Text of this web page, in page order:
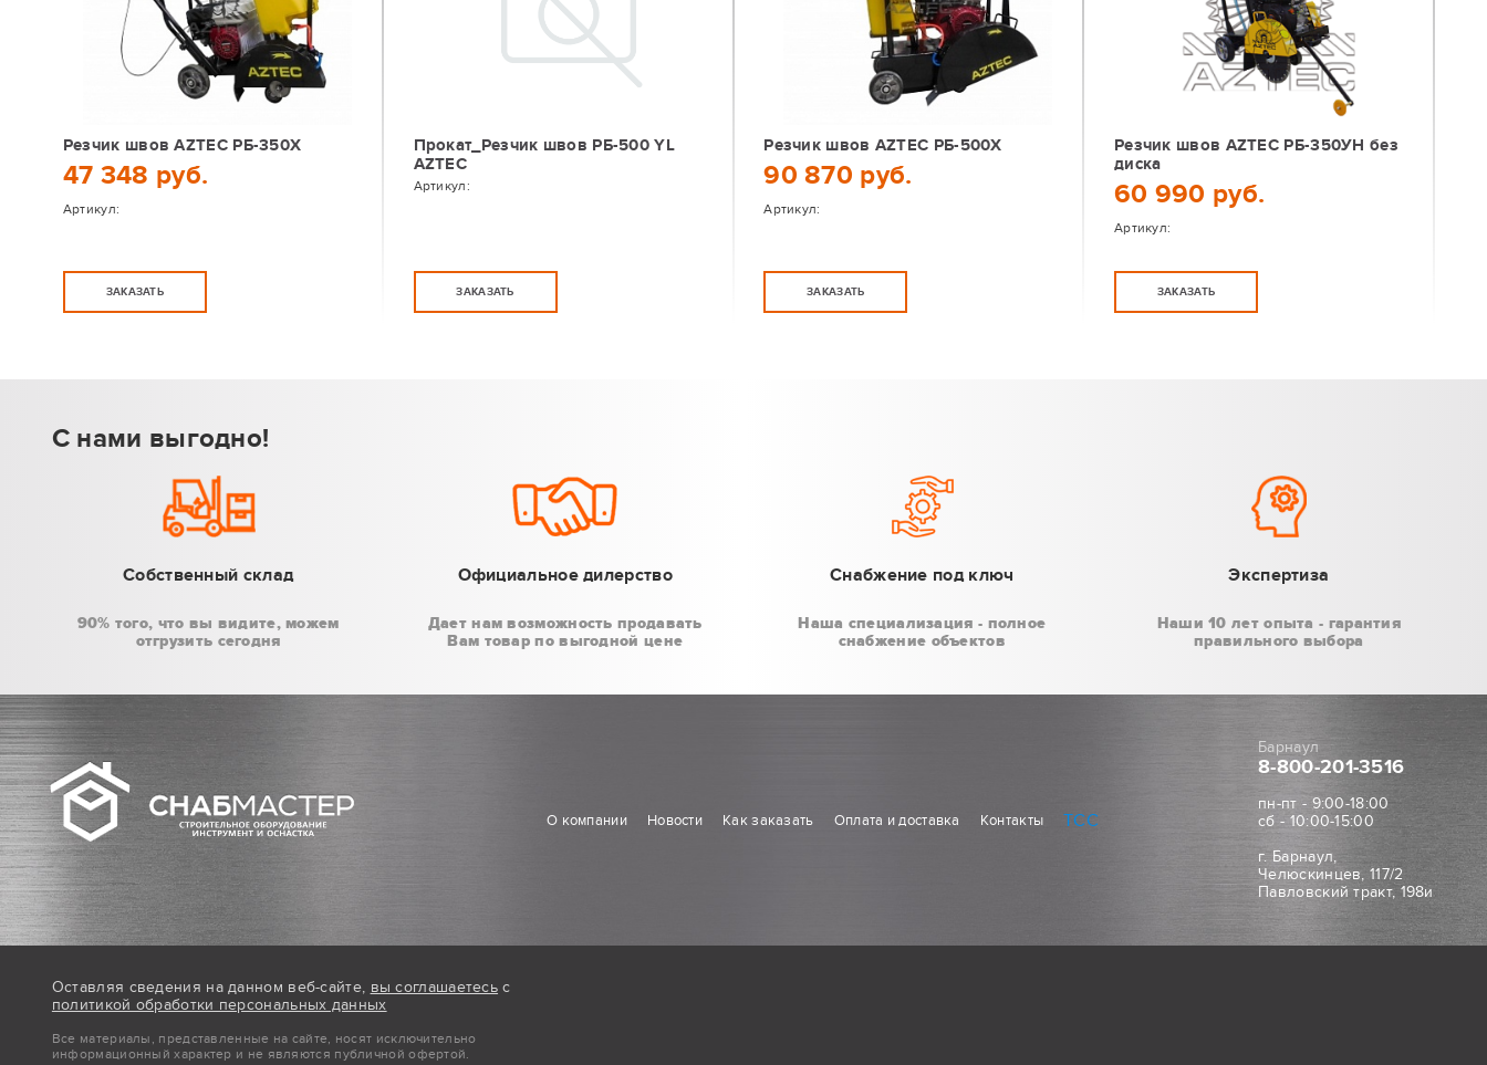
Резчик швов AZTEC РБ-350Х
47 348 руб.
Артикул:
ЗАКАЗАТЬ
Прокат_Резчик швов РБ-500 YL
AZTEC
Артикул:
ЗАКАЗАТЬ
Резчик швов AZTEC РБ-500X
90 870 руб.
Артикул:
ЗАКАЗАТЬ
Резчик швов AZTEC РБ-350УH без
диска
60 990 руб.
Артикул:
ЗАКАЗАТЬ
С нами выгодно!
Собственный склад
90% того, что вы видите, можем
отгрузить сегодня
Официальное дилерство
Дает нам возможность продавать
Вам товар по выгодной цене
Снабжение под ключ
Наша специализация - полное
снабжение объектов
Экспертиза
Наши 10 лет опыта - гарантия
правильного выбора
О компании Новости Как заказать Оплата и доставка Контакты ТСС
Барнаул
8-800-201-3516
пн-пт - 9:00-18:00
сб - 10:00-15:00
г. Барнаул,
Челюскинцев, 117/2
Павловский тракт, 198и
Оставляя сведения на данном веб-сайте, вы соглашаетесь с
политикой обработки персональных данных
Все материалы, представленные на сайте, носят исключительно
информационный характер и не являются публичной офертой.